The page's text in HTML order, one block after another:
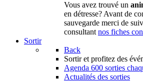
Vous avez trouvé un
en détresse? Avant de
sauvegarde merci de
consultant nos fiches
Sortir
Back
Sortir et profitez des
Agenda 600 sorties
Actualités des sorties